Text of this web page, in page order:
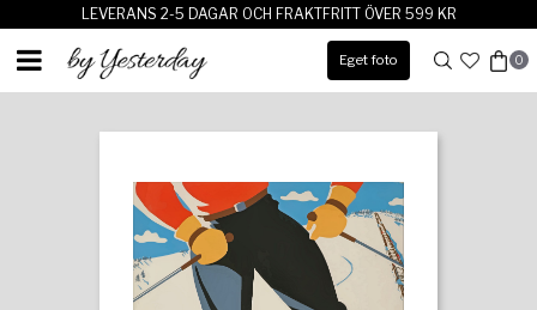
LEVERANS 2-5 DAGAR OCH FRAKTFRITT ÖVER 599 KR
Eget foto 0